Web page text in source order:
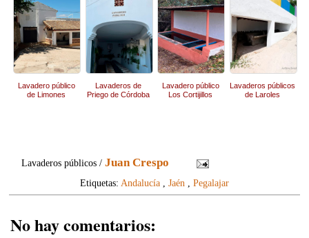
Lavadero público
de Limones
Lavaderos de
Priego de Córdoba
Lavadero público
Los Cortijillos
Lavaderos públicos
de Laroles
Lavaderos públicos /Juan Crespo
Etiquetas: Andalucía , Jaén , Pegalajar
No hay comentarios: